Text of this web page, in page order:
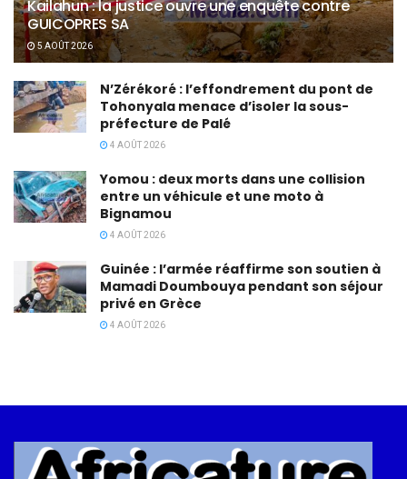
Kailahun : la justice ouvre une enquête contre
GUICOPRES SA
5 AOÛT 2026
N’Zérékoré : l’effondrement du pont de
Tohonyala menace d’isoler la sous-
préfecture de Palé
4 AOÛT 2026
Yomou : deux morts dans une collision
entre un véhicule et une moto à
Bignamou
4 AOÛT 2026
Guinée : l’armée réaffirme son soutien à
Mamadi Doumbouya pendant son séjour
privé en Grèce
4 AOÛT 2026